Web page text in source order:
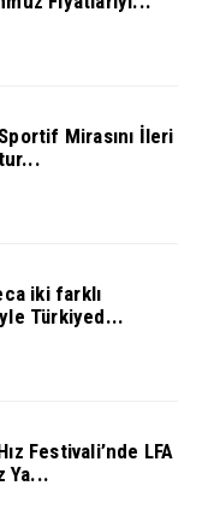
Mirasını İleri
iki farklı
Türkiyed...
Festivali’nde LFA
Ya...